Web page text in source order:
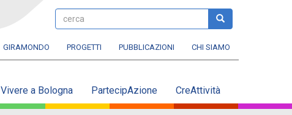
cerca cerca
GIRAMONDO PROGETTI PUBBLICAZIONI CHI SIAMO
Vivere a Bologna PartecipAzione CreAttività